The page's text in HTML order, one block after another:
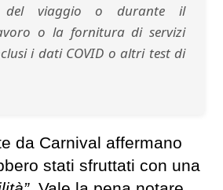
del viaggio o durante il
o la fornitura di servizi
i dati COVID o altri test di
da Carnival affermano
stati sfruttati con una